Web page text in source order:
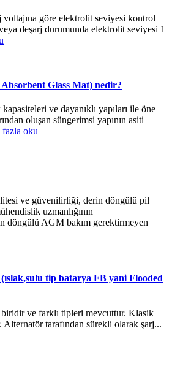
voltajına göre elektrolit seviyesi kontrol
deşarj durumunda elektrolit seviyesi 1
Glass Mat) nedir?
ve dayanıklı yapıları ile öne
oluşan süngerimsi yapının asiti
fazla oku
ve güvenilirliği, derin döngülü pil
uzmanlığının
döngülü AGM bakım gerektirmeyen
tip batarya FB yani Flooded
ve farklı tipleri mevcuttur. Klasik
tarafından sürekli olarak şarj...